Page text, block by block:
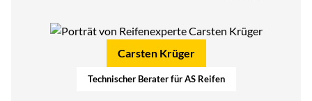
Carsten Krüger
Technischer Berater für AS Reifen